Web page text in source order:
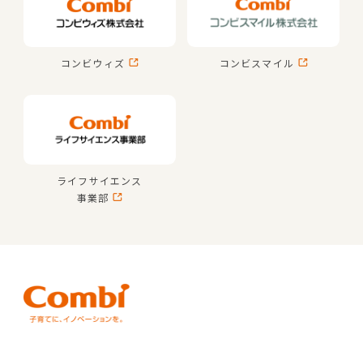
コンビウィズ コンビスマイル
ライフサイエンス
事業部